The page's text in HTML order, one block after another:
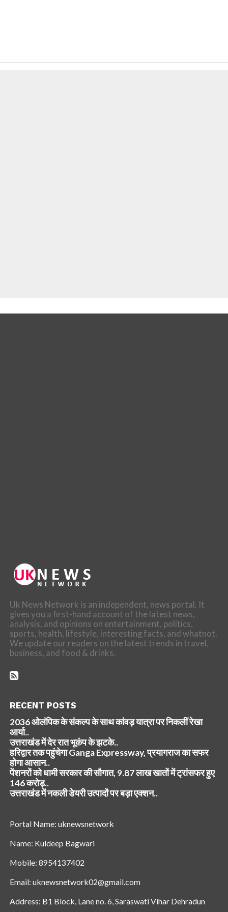
Uk News Network is an independent, news portal. It
gives you a first-hand account of the latest news,
analysis, and opinions on entertainment, politics,
sports, health, lifestyle, interesting facts, and whatnot.
We update our readers on the latest trends in travel,
business, and food & drinks.
RECENT POSTS
2036 ओलंपिक के संकल्प के साथ कांवड़ यात्रा पर निकलीं रेखा
आर्या..
उत्तराखंड में देर रात भूकंप के झटके..
हरिद्वार तक पहुंचेगा Ganga Expressway, प्रयागराज का सफर
होगा आसान..
पेंशनरों को धामी सरकार की सौगात, 9.87 लाख खातों में ट्रांसफर हुए
146 करोड़..
उत्तराखंड में नकली डेयरी उत्पादों पर बड़ा एक्शन..
Portal Name: uknewsnetwork
Name: Kuldeep Bagwari
Mobile: 8954137402
Email: uknewsnetwork02@gmail.com
Address: B1 Block, Lane no. 6, Saraswati Vihar Dehradun